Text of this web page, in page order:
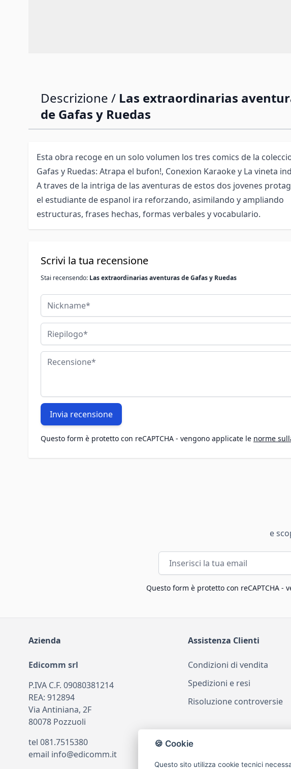
Descrizione / Las extraordinarias
de Gafas y Ruedas
Esta obra recoge en un solo volumen los tres comics de la
Gafas y Ruedas: Atrapa el bufon!, Conexion Karaoke y La vineta
A traves de la intriga de las aventuras de estos dos jovenes
el estudiante de espanol ira reforzando, asimilando y ampliando
estructuras, frases hechas, formas verbales y vocabulario.
Scrivi la tua recensione
Stai recensendo: Las extraordinarias aventuras de Gafas y Ruedas
Nickname
Riepilogo
Recensione
Invia recensione
Questo form è protetto con reCAPTCHA - vengono applicate le norme
e
Indirizzo email
Questo form è protetto con reCAPTCHA -
Azienda
Edicomm srl
P.IVA C.F. 09080381214
REA: 912894
Via Antiniana, 2F
80078 Pozzuoli
tel 081.7515380
email info@edicomm.it
Assistenza Clienti
Condizioni di vendita
Spedizioni e resi
Risoluzione controversie
🍪 Cookie
Questo sito utilizza cookie tecnici